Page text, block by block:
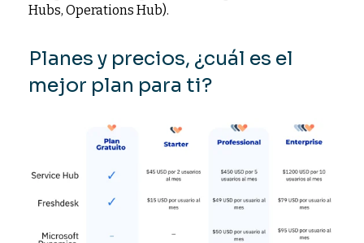
Hubs, Operations Hub).
Planes y precios, ¿cuál es el
mejor plan para ti?